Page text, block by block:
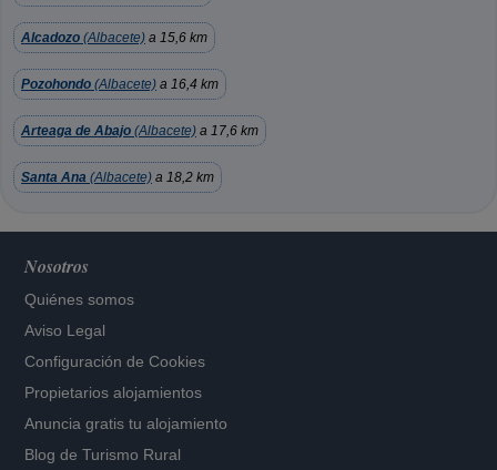
Alcadozo (Albacete) a 15,6 km
Pozohondo (Albacete) a 16,4 km
Arteaga de Abajo (Albacete) a 17,6 km
Santa Ana (Albacete) a 18,2 km
Nosotros
Quiénes somos
Aviso Legal
Configuración de Cookies
Propietarios alojamientos
Anuncia gratis tu alojamiento
Blog de Turismo Rural